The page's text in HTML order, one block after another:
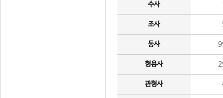
수사
조사
동사
형용사
관형사